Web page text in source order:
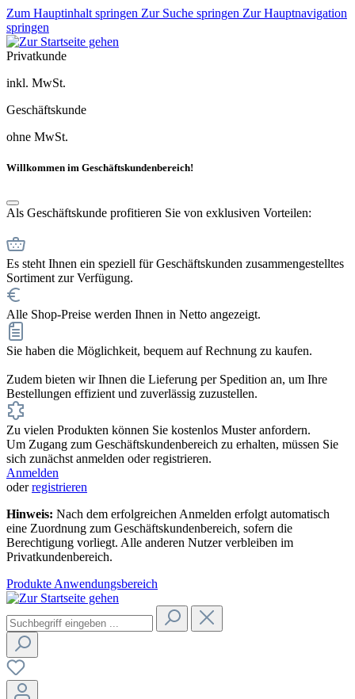
Zum Hauptinhalt springen Zur Suche springen Zur Hauptnavigation
springen
Privatkunde
inkl. MwSt.
Geschäftskunde
ohne MwSt.
Willkommen im Geschäftskundenbereich!
Als Geschäftskunde profitieren Sie von exklusiven Vorteilen:
Es steht Ihnen ein speziell für Geschäftskunden zusammengestelltes
Sortiment zur Verfügung.
Alle Shop-Preise werden Ihnen in Netto angezeigt.
Sie haben die Möglichkeit, bequem auf Rechnung zu kaufen.
Zudem bieten wir Ihnen die Lieferung per Spedition an, um Ihre
Bestellungen effizient und zuverlässig zuzustellen.
Zu vielen Produkten können Sie kostenlos Muster anfordern.
Um Zugang zum Geschäftskundenbereich zu erhalten, müssen Sie
sich zunächst anmelden oder registrieren.
Anmelden
oderregistrieren
Hinweis: Nach dem erfolgreichen Anmelden erfolgt automatisch
eine Zuordnung zum Geschäftskundenbereich, sofern die
Berechtigung vorliegt. Alle anderen Nutzer verbleiben im
Privatkundenbereich.
Produkte Anwendungsbereich